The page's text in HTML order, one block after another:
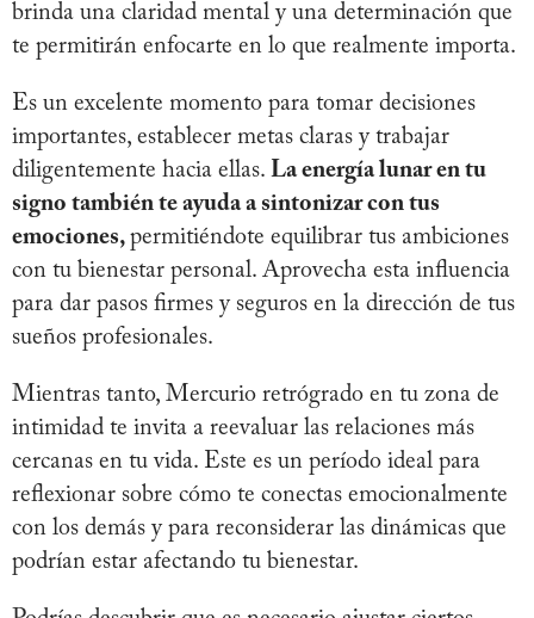
brinda una claridad mental y una determinación que
te permitirán enfocarte en lo que realmente importa.
Es un excelente momento para tomar decisiones
importantes, establecer metas claras y trabajar
diligentemente hacia ellas. La energía lunar en tu
signo también te ayuda a sintonizar con tus
emociones, permitiéndote equilibrar tus ambiciones
con tu bienestar personal. Aprovecha esta influencia
para dar pasos firmes y seguros en la dirección de tus
sueños profesionales.
Mientras tanto, Mercurio retrógrado en tu zona de
intimidad te invita a reevaluar las relaciones más
cercanas en tu vida. Este es un período ideal para
reflexionar sobre cómo te conectas emocionalmente
con los demás y para reconsiderar las dinámicas que
podrían estar afectando tu bienestar.